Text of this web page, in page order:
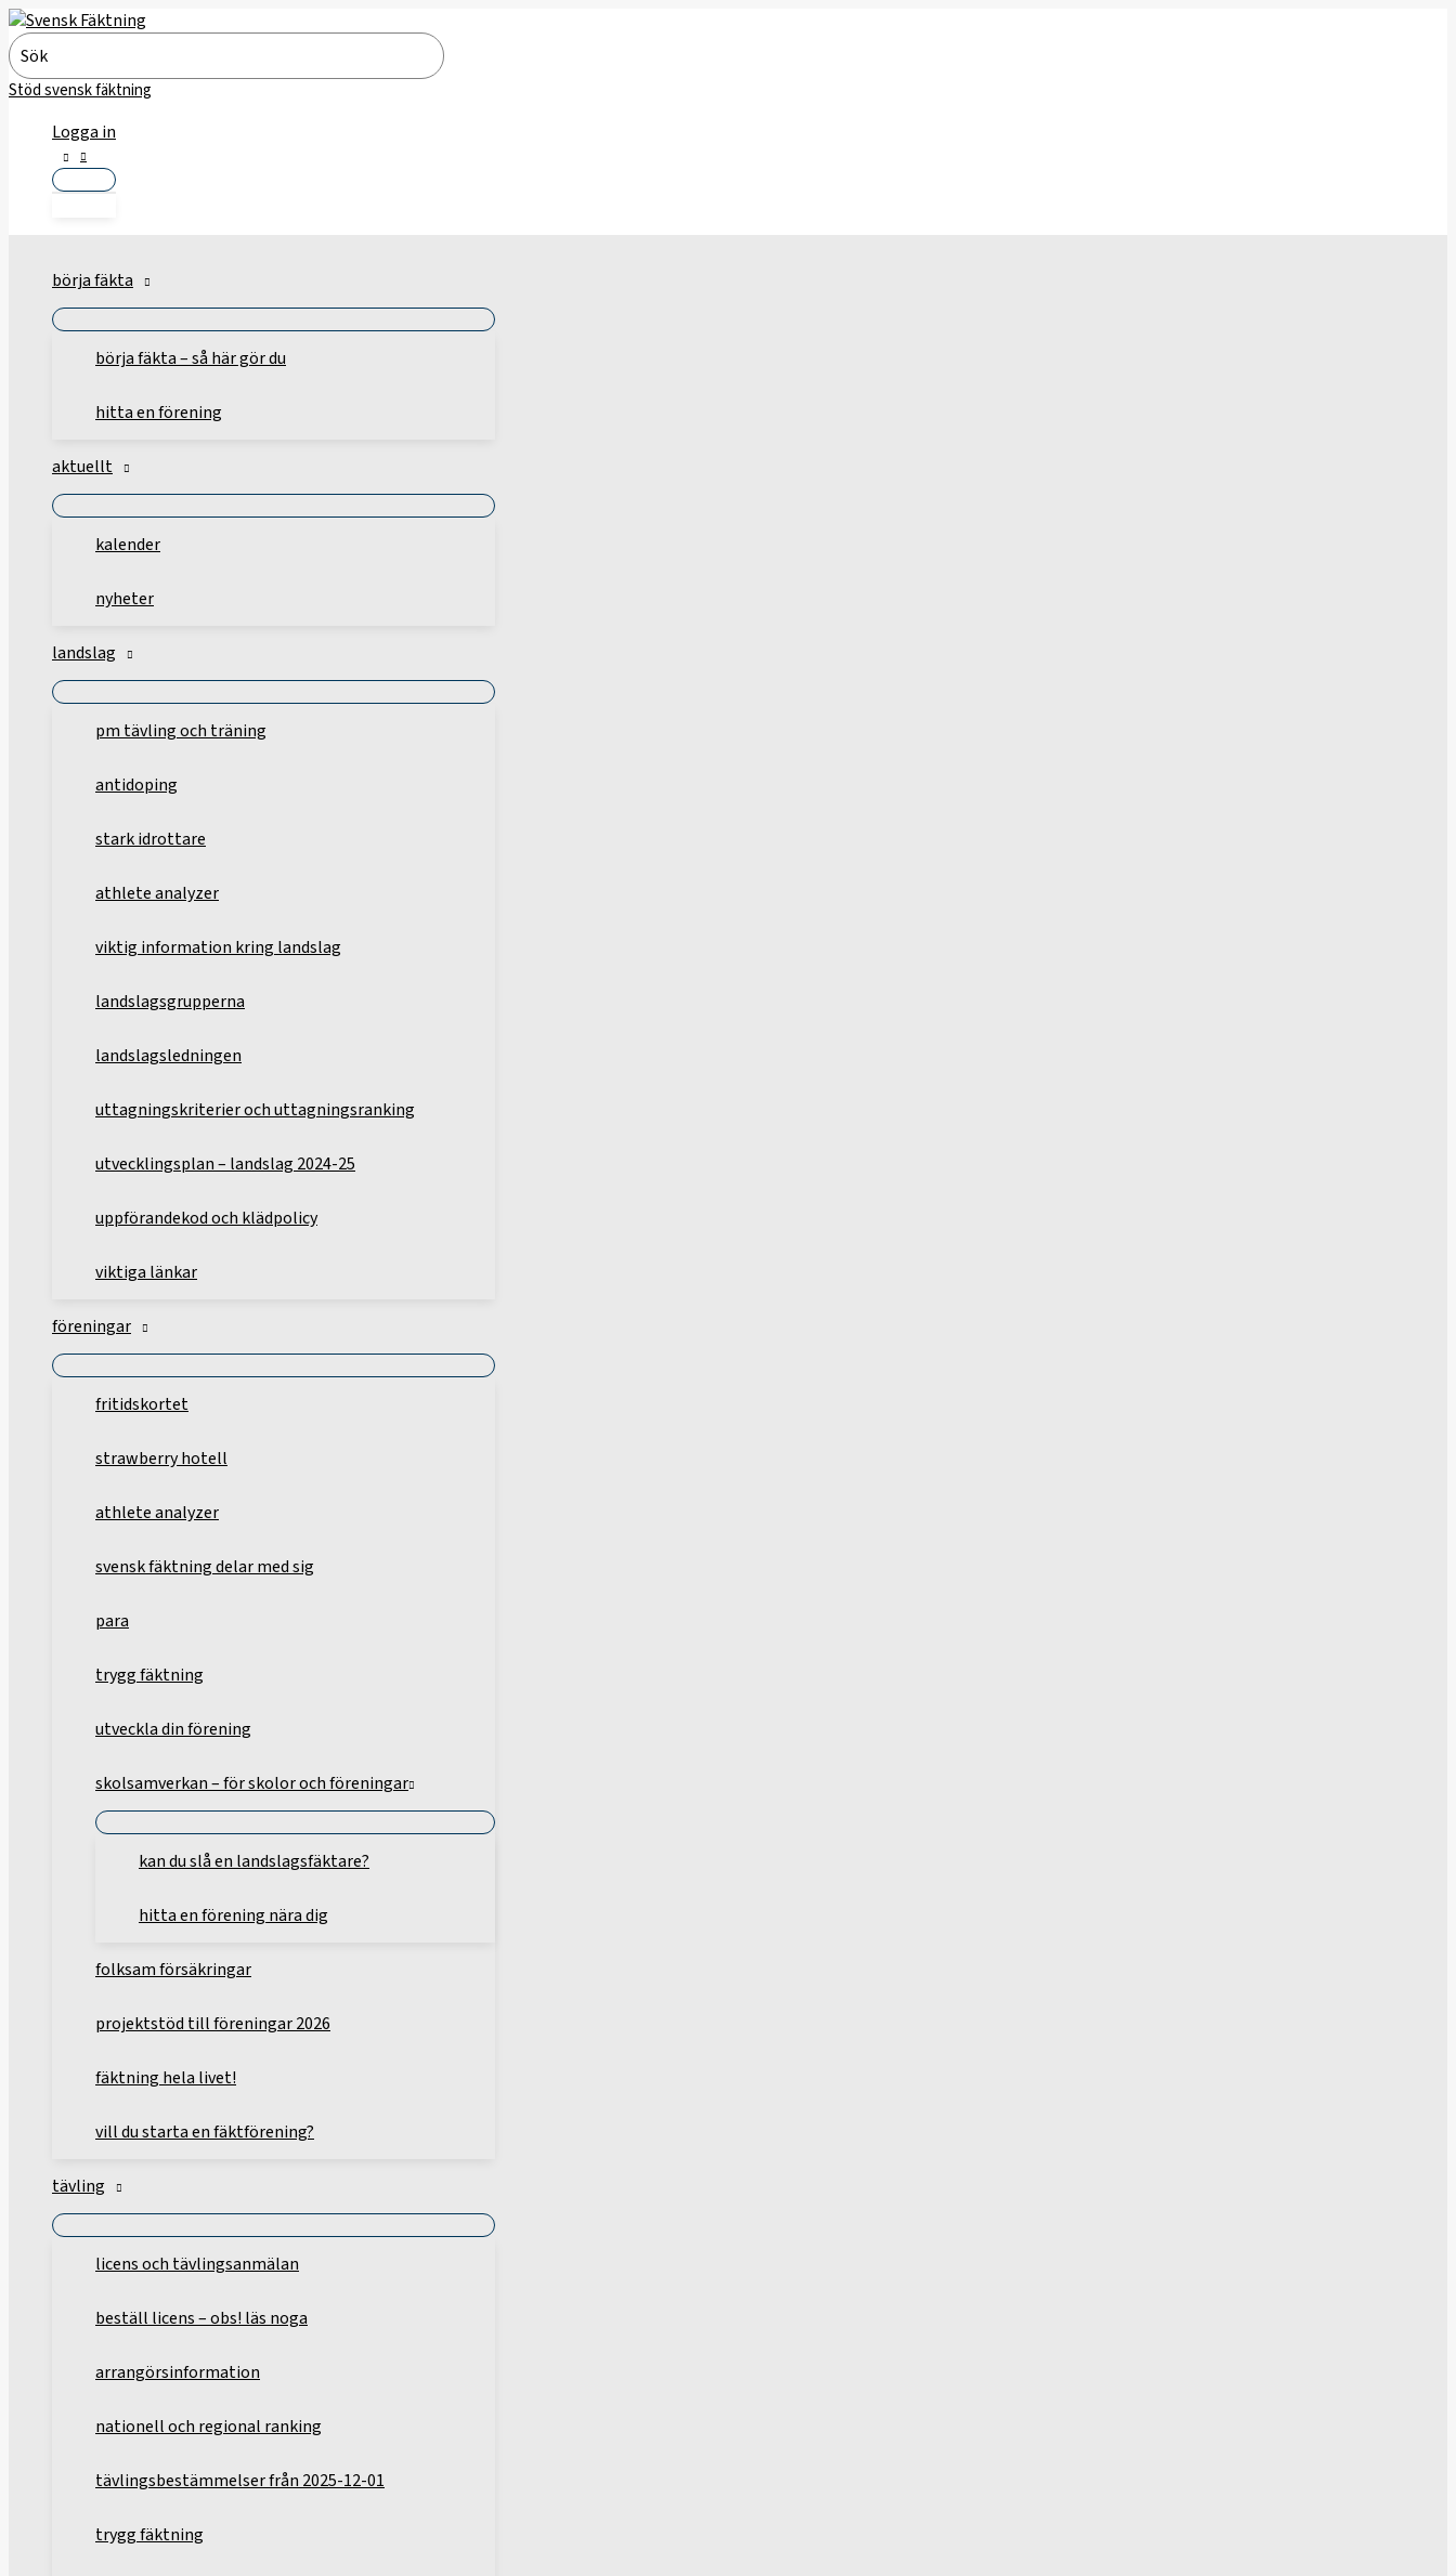
Hoppa
till
innehåll
Search
for:
Stöd svensk fäktning
Logga in
börja fäkta
börja fäkta – så här gör du
hitta en förening
aktuellt
kalender
nyheter
landslag
pm tävling och träning
antidoping
stark idrottare
athlete analyzer
viktig information kring landslag
landslagsgrupperna
landslagsledningen
uttagningskriterier och uttagningsranking
utvecklingsplan – landslag 2024-25
uppförandekod och klädpolicy
viktiga länkar
föreningar
fritidskortet
strawberry hotell
athlete analyzer
svensk fäktning delar med sig
para
trygg fäktning
utveckla din förening
skolsamverkan – för skolor och föreningar
kan du slå en landslagsfäktare?
hitta en förening nära dig
folksam försäkringar
projektstöd till föreningar 2026
fäktning hela livet!
vill du starta en fäktförening?
tävling
licens och tävlingsanmälan
beställ licens – obs! läs noga
arrangörsinformation
nationell och regional ranking
tävlingsbestämmelser från 2025-12-01
trygg fäktning